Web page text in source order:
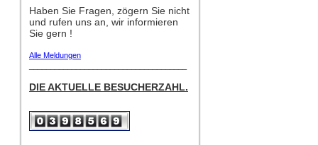
Haben Sie Fragen, zögern Sie nicht
und rufen uns an, wir informieren
Sie gern !
Alle Meldungen
DIE AKTUELLE BESUCHERZAHL.